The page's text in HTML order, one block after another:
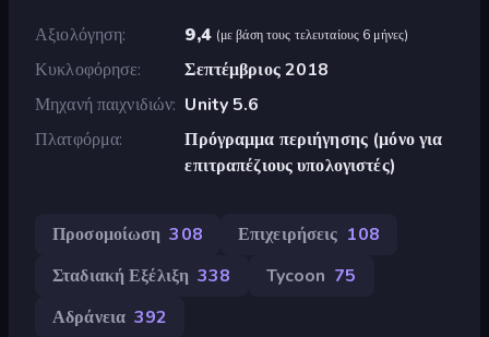
Αξιολόγηση 9,4 (με βάση τους τελευταίους 6 μήνες)
Κυκλοφόρησε
Σεπτέμβριος 2018
Μηχανή παιχνιδιών Unity 5.6
Πλατφόρμα
Πρόγραμμα περιήγησης (μόνο για
επιτραπέζιους υπολογιστές)
Προσομοίωση 308 Επιχειρήσεις 108
Σταδιακή Εξέλιξη 338 Tycoon 75
Αδράνεια 392